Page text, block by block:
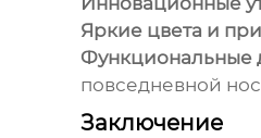
Яркие цвета и
Функциональные
повседневной
Заключение